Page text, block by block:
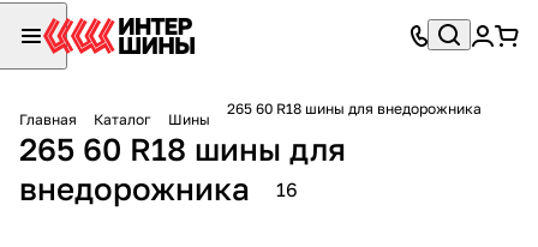
Главная Каталог Шины
265 60 R18 шины для внедорожника
265 60 R18 шины для
внедорожника
16